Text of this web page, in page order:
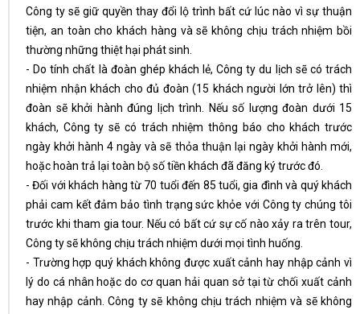
Công ty sẽ giữ quyền thay đổi lộ trình bất cứ lúc nào vì sự thuận
tiện, an toàn cho khách hàng và sẽ không chịu trách nhiệm bồi
thường những thiệt hại phát sinh.
- Do tính chất là đoàn ghép khách lẻ, Công ty du lịch sẽ có trách
nhiệm nhận khách cho đủ đoàn (15 khách người lớn trở lên) thì
đoàn sẽ khởi hành đúng lịch trình. Nếu số lượng đoàn dưới 15
khách, Công ty sẽ có trách nhiệm thông báo cho khách trước
ngày khởi hành 4 ngày và sẽ thỏa thuận lại ngày khởi hành mới,
hoặc hoàn trả lại toàn bộ số tiền khách đã đăng ký trước đó.
- Đối với khách hàng từ 70 tuổi đến 85 tuổi, gia đình và quý khách
phải cam kết đảm bảo tình trạng sức khỏe với Công ty chúng tôi
trước khi tham gia tour. Nếu có bất cứ sự cố nào xảy ra trên tour,
Công ty sẽ không chịu trách nhiệm dưới mọi tình huống.
- Trường hợp quý khách không được xuất cảnh hay nhập cảnh vì
lý do cá nhân hoặc do cơ quan hải quan sở tại từ chối xuất cảnh
hay nhập cảnh. Công ty sẽ không chịu trách nhiệm và sẽ không